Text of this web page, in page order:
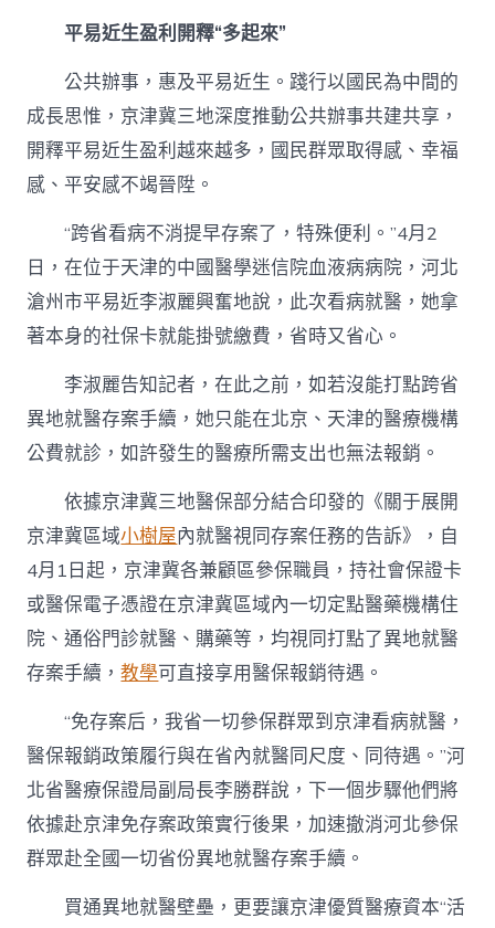
平易近生盈利開釋“多起來”
公共辦事，惠及平易近生。踐行以國民為中間的
成長思惟，京津冀三地深度推動公共辦事共建共享，
開釋平易近生盈利越來越多，國民群眾取得感、幸福
感、平安感不竭晉陞。
“跨省看病不消提早存案了，特殊便利。”4月2
日，在位于天津的中國醫學迷信院血液病病院，河北
滄州市平易近李淑麗興奮地說，此次看病就醫，她拿
著本身的社保卡就能掛號繳費，省時又省心。
李淑麗告知記者，在此之前，如若沒能打點跨省
異地就醫存案手續，她只能在北京、天津的醫療機構
公費就診，如許發生的醫療所需支出也無法報銷。
依據京津冀三地醫保部分結合印發的《關于展開
京津冀區域小樹屋內就醫視同存案任務的告訴》，自
4月1日起，京津冀各兼顧區參保職員，持社會保證卡
或醫保電子憑證在京津冀區域內一切定點醫藥機構住
院、通俗門診就醫、購藥等，均視同打點了異地就醫
存案手續，教學可直接享用醫保報銷待遇。
“免存案后，我省一切參保群眾到京津看病就醫，
醫保報銷政策履行與在省內就醫同尺度、同待遇。”河
北省醫療保證局副局長李勝群說，下一個步驟他們將
依據赴京津免存案政策實行後果，加速撤消河北參保
群眾赴全國一切省份異地就醫存案手續。
買通異地就醫壁壘，更要讓京津優質醫療資本“活